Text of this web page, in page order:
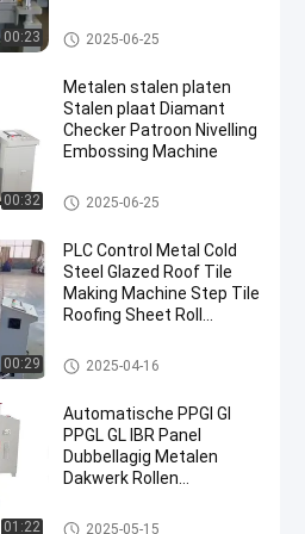
00:23
Dakbroodje die Machine vorme
n
2025-06-25
00:32
Metalen stalen platen
Stalen plaat Diamant
Checker Patroon Nivelling
Embossing Machine
Dakbroodje die Machine vorme
n
2025-06-25
00:29
PLC Control Metal Cold
Steel Glazed Roof Tile
Making Machine Step Tile
Roofing Sheet Roll
Dakbroodje die Machine vorme
n
2025-04-16
01:22
Automatische PPGI GI
PPGL GL IBR Panel
Dubbellagig Metalen
Dakwerk Rollen
TR5 Geaccorde dakplaat
Dubbel Laagbroodje die Machi
2025-05-15